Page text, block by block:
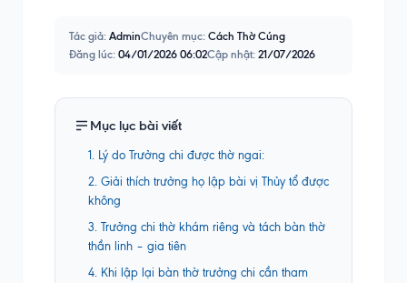
Tác giả: AdminChuyên mục: Cách Thờ Cúng
Đăng lúc: 04/01/2026 06:02Cập nhật: 21/07/2026
Mục lục bài viết
1. Lý do Trưởng chi được thờ ngai:
2. Giải thích trưởng họ lập bài vị Thủy tổ được
không
3. Trưởng chi thờ khám riêng và tách bàn thờ
thần linh – gia tiên
4. Khi lập lại bàn thờ trưởng chi cần tham